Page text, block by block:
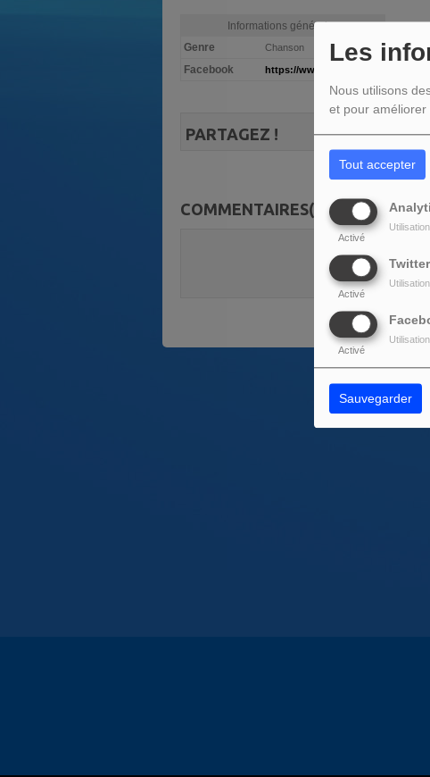
Les
Nous utilisons
et pour améliorer
Tout accepter
Activé
Twitter
Activé
Activé
Sauvegarder
Informations générales
Genre
Chanson
Facebook https://www.facebook...
PARTAGEZ !
COMMENTAIRES(0)
SE